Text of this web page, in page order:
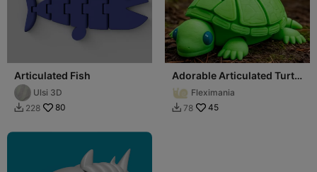
Articulated Fish
Ulsi 3D
 228 80
Adorable Articulated Turtle
Fidget Toy
Fleximania
 78 45